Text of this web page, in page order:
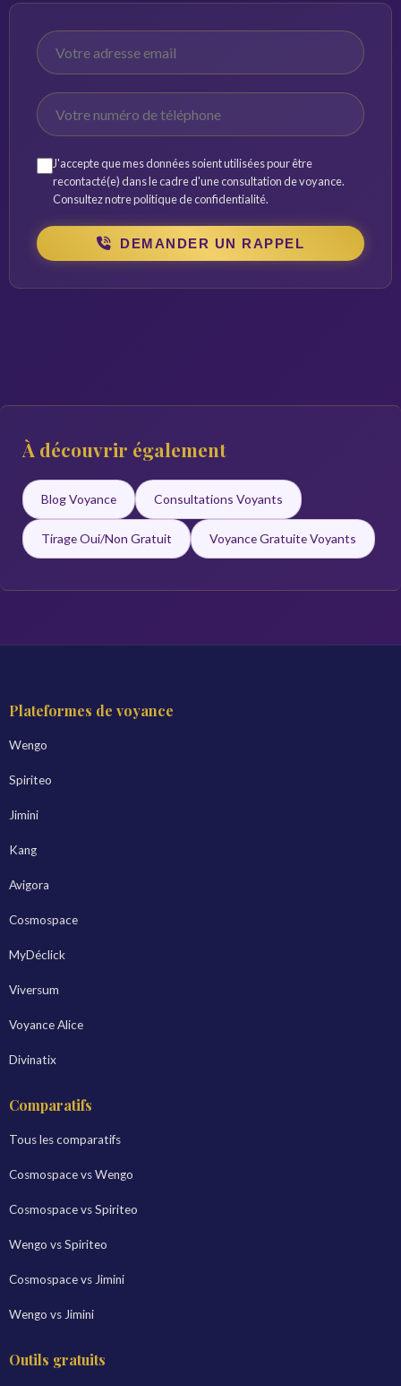
J'accepte que mes données soient utilisées pour être
recontacté(e) dans le cadre d'une consultation de voyance.
Consultez notrepolitique de confidentialité.
DEMANDER UN RAPPEL
À découvrir également
Blog Voyance Consultations Voyants
Tirage Oui/Non Gratuit Voyance Gratuite Voyants
Plateformes de voyance
Wengo
Spiriteo
Jimini
Kang
Avigora
Cosmospace
MyDéclick
Viversum
Voyance Alice
Divinatix
Comparatifs
Tous les comparatifs
Cosmospace vs Wengo
Cosmospace vs Spiriteo
Wengo vs Spiriteo
Cosmospace vs Jimini
Wengo vs Jimini
Outils gratuits